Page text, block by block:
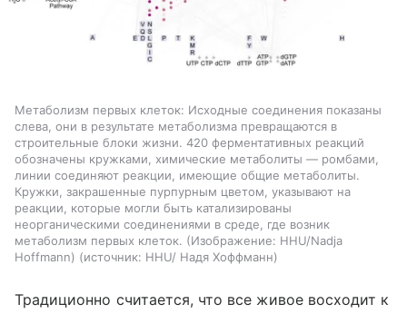
Метаболизм первых клеток: Исходные соединения показаны
слева, они в результате метаболизма превращаются в
строительные блоки жизни. 420 ферментативных реакций
обозначены кружками, химические метаболиты — ромбами,
линии соединяют реакции, имеющие общие метаболиты.
Кружки, закрашенные пурпурным цветом, указывают на
реакции, которые могли быть катализированы
неорганическими соединениями в среде, где возник
метаболизм первых клеток. (Изображение: HHU/Nadja
Hoffmann)
источник: HHU/ Надя Хоффманн
Традиционно считается, что все живое восходит к